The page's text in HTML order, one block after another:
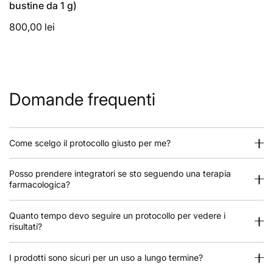
Spettro di Zeolite
l'infiammazione autoimmune.
Dose:9 capsule/giorno, ma si inizia con 1 capsula il primo
giorno e si aumenta quotidianamente di una capsula.
Importante:se si assumono farmaci, lasciare unintervallo
di 2 ore tra questi e il zeolite.
Probiotici + Prebiotici
Equilibra la flora batterica intestinale, riducendo la
stimolazione autoimmune.
4. Stile di vita
Le misure seguenti aiutano aridurre l'infiammazionee a
regolare l'immunità:
bustine da 1 g)
800,00 lei
Domande frequenti
Come scelgo il protocollo giusto per me?
Posso prendere integratori se sto seguendo una terapia
farmacologica?
Quanto tempo devo seguire un protocollo per vedere i
risultati?
I prodotti sono sicuri per un uso a lungo termine?